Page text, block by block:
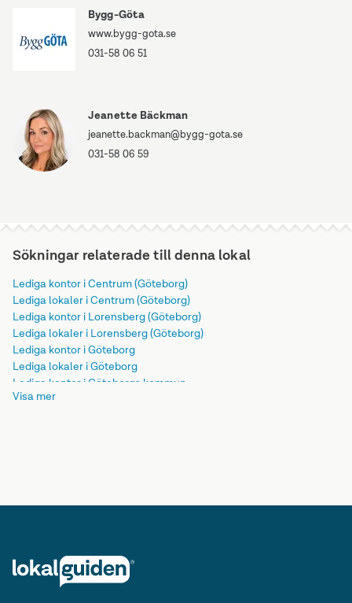
Bygg-Göta
www.bygg-gota.se
031-58 06 51
Jeanette Bäckman
jeanette.backman@bygg-gota.se
031-58 06 59
Sökningar relaterade till denna lokal
Lediga kontor i Centrum (Göteborg)
Lediga lokaler i Centrum (Göteborg)
Lediga kontor i Lorensberg (Göteborg)
Lediga lokaler i Lorensberg (Göteborg)
Lediga kontor i Göteborg
Lediga lokaler i Göteborg
Lediga kontor i Göteborgs kommun
Lediga lokaler i Göteborgs kommun
Visa mer